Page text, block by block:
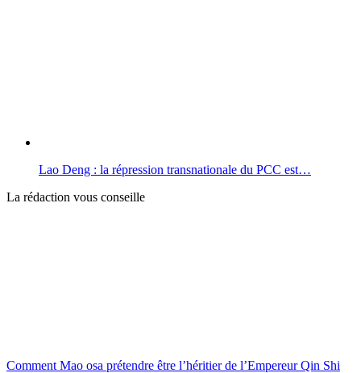
Lao Deng : la répression transnationale du PCC est…
La rédaction vous conseille
Comment Mao osa prétendre être l’héritier de l’Empereur Qin Shi